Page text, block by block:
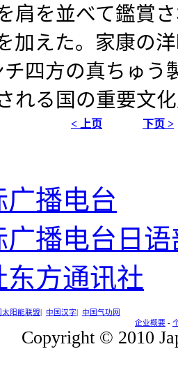
肩を並べて鑑賞
加えた。家康の
チ四方の真ちゅう
れる国の重要文
< 上页 下页 >
广播电台
广播电台日语
东方通讯社
太阳能联盟 中国汉字
中国气功网
企业概要 -
Copyright © 2010